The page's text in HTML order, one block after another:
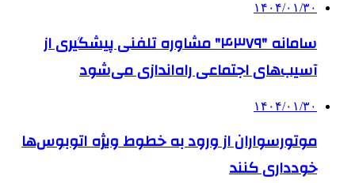
۱۴۰۴/۰۱/۳۰
سامانه "۴۳۷۹" مشاوره تلفنی پیشگیری از
آسیب‌های اجتماعی راه‌اندازی می‌شود
۱۴۰۴/۰۱/۳۰
موتورسواران از ورود به خطوط ویژه اتوبوس‌ها
خودداری کنند